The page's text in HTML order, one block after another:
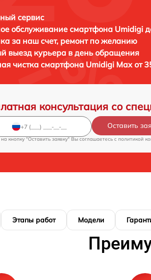
сервис
обслуживание смартфона Umidigi
за наш счет, ремонт по желанию
выезд курьера в день обращения
чистка смартфона Umidigi Max от
консультация со
Оставить
кнопку "Оставить заявку" Вы соглашаетесь c политикой
Этапы работ Модели